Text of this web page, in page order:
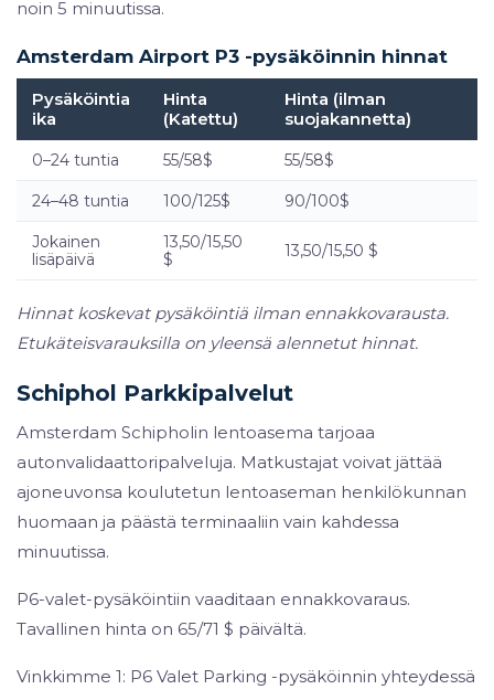
noin 5 minuutissa.
Amsterdam Airport P3 -pysäköinnin hinnat
Pysäköintia
ika
Hinta
(Katettu)
Hinta (ilman
suojakannetta)
0–24 tuntia 55/58$ 55/58$
24–48 tuntia 100/125$ 90/100$
Jokainen
lisäpäivä
13,50/15,50
$
13,50/15,50 $
Hinnat koskevat pysäköintiä ilman ennakkovarausta.
Etukäteisvarauksilla on yleensä alennetut hinnat.
Schiphol Parkkipalvelut
Amsterdam Schipholin lentoasema tarjoaa
autonvalidaattoripalveluja. Matkustajat voivat jättää
ajoneuvonsa koulutetun lentoaseman henkilökunnan
huomaan ja päästä terminaaliin vain kahdessa
minuutissa.
P6-valet-pysäköintiin vaaditaan ennakkovaraus.
Tavallinen hinta on 65/71 $ päivältä.
Vinkkimme 1: P6 Valet Parking -pysäköinnin yhteydessä